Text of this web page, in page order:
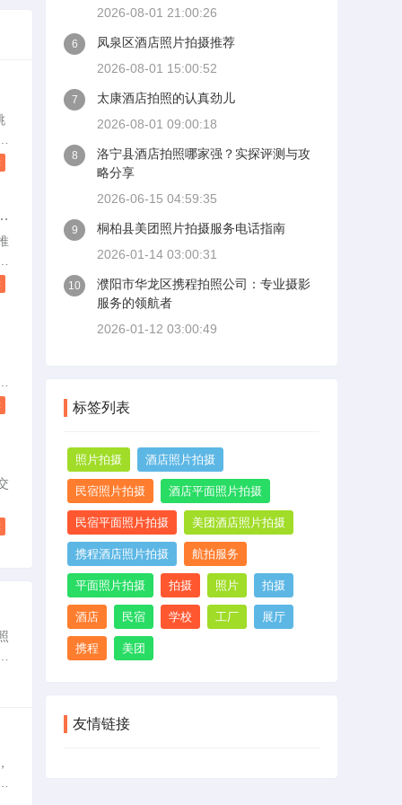
2026-08-01 21:00:26
6
凤泉区酒店照片拍摄推荐
2026-08-01 15:00:52
7
太康酒店拍照的认真劲儿
2026-08-01 09:00:18
8
洛宁县酒店拍照哪家强？实探评测与攻
略分享
2026-06-15 04:59:35
9
桐柏县美团照片拍摄服务电话指南
2026-01-14 03:00:31
10
濮阳市华龙区携程拍照公司：专业摄影
服务的领航者
2026-01-12 03:00:49
标签列表
照片拍摄 酒店照片拍摄
民宿照片拍摄 酒店平面照片拍摄
民宿平面照片拍摄 美团酒店照片拍摄
携程酒店照片拍摄 航拍服务
平面照片拍摄 拍摄 照片 拍摄
酒店 民宿 学校 工厂 展厅
携程 美团
友情链接